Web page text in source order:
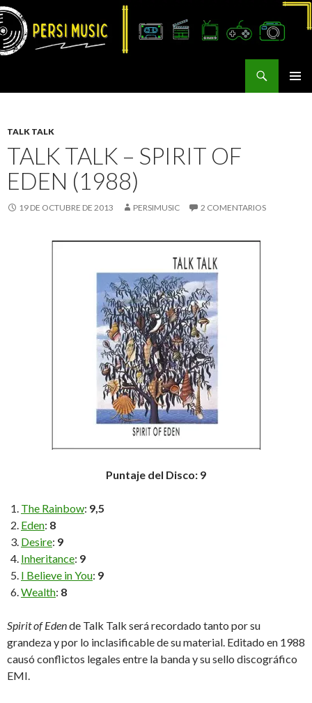
TALK TALK
TALK TALK – SPIRIT OF
EDEN (1988)
19 DE OCTUBRE DE 2013 PERSIMUSIC 2 COMENTARIOS
Puntaje del Disco: 9
The Rainbow: 9,5
Eden: 8
Desire: 9
Inheritance: 9
I Believe in You: 9
Wealth: 8
Spirit of Edende Talk Talk será recordado tanto por su
grandeza y por lo inclasificable de su material. Editado en 1988
causó conflictos legales entre la banda y su sello discográfico
EMI.